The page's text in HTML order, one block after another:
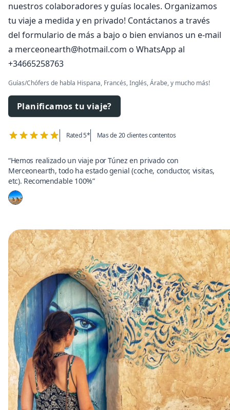
nuestros colaboradores y guías locales. Organizamos
tu viaje a medida y en privado! Contáctanos a través
del formulario de más a bajo o bien envianos un e-mail
a merceonearth@hotmail.com o WhatsApp al
+34665258763
Guías/Chófers de habla Hispana, Francés, Inglés, Árabe, y mucho más!
Planificamos tu viaje?
Rated 5* Mas de 20 clientes contentos
“Hemos realizado un viaje por Túnez en privado con
Merceonearth, todo ha estado genial (coche, conductor, visitas,
etc). Recomendable 100%”